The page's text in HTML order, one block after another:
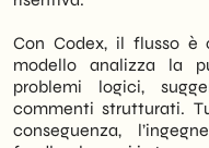
queste
dei cicli di
anche per le
team tecnici o
digitali. Capire
Con Codex, il flusso è
modello analizza la
problemi logici,
commenti strutturati.
conseguenza,